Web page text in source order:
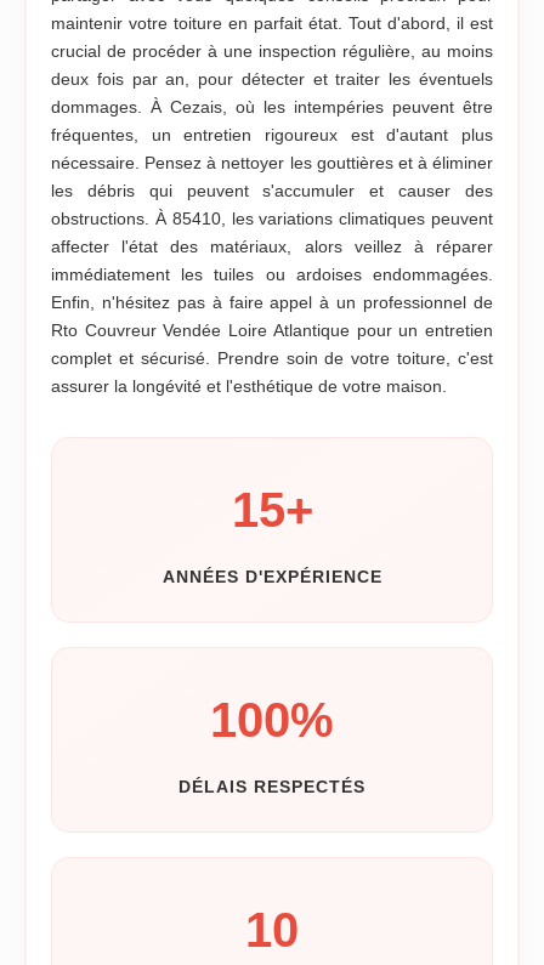
maintenir votre toiture en parfait état. Tout d'abord, il est
crucial de procéder à une inspection régulière, au moins
deux fois par an, pour détecter et traiter les éventuels
dommages. À Cezais, où les intempéries peuvent être
fréquentes, un entretien rigoureux est d'autant plus
nécessaire. Pensez à nettoyer les gouttières et à éliminer
les débris qui peuvent s'accumuler et causer des
obstructions. À 85410, les variations climatiques peuvent
affecter l'état des matériaux, alors veillez à réparer
immédiatement les tuiles ou ardoises endommagées.
Enfin, n'hésitez pas à faire appel à un professionnel de
Rto Couvreur Vendée Loire Atlantique pour un entretien
complet et sécurisé. Prendre soin de votre toiture, c'est
assurer la longévité et l'esthétique de votre maison.
15+
ANNÉES D'EXPÉRIENCE
100%
DÉLAIS RESPECTÉS
10